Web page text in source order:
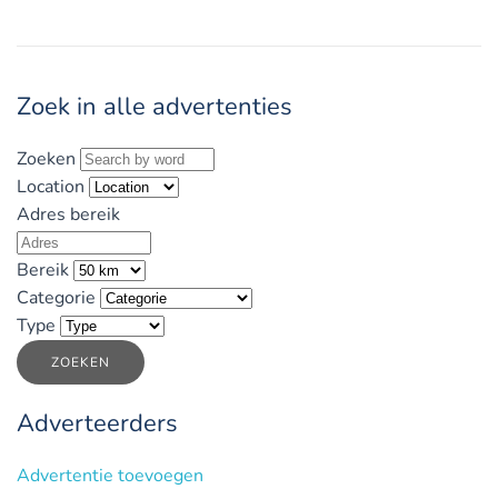
Zoek in alle advertenties
Zoeken
Location
Adres bereik
Bereik
Categorie
Type
ZOEKEN
Adverteerders
Advertentie toevoegen